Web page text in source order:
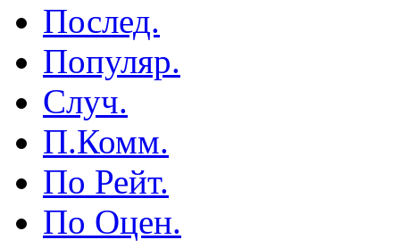
Послед.
Популяр.
Случ.
П.Комм.
По Рейт.
По Оцен.